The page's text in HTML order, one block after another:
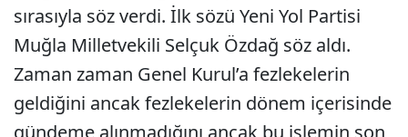
sırasıyla söz verdi. İlk sözü Yeni Yol Partisi
Muğla Milletvekili Selçuk Özdağ söz aldı.
Zaman zaman Genel Kurul’a fezlekelerin
geldiğini ancak fezlekelerin dönem içerisinde
gündeme alınmadığını ancak bu işlemin son